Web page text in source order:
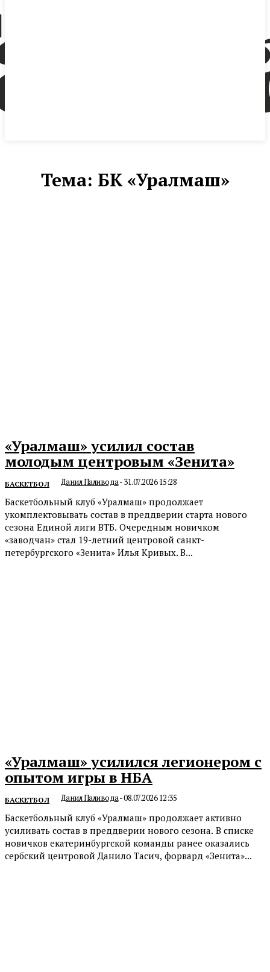
Тема: БК «Уралмаш»
«Уралмаш» усилил состав
молодым центровым «Зенита»
БАСКЕТБОЛ Данил Паливода-31.07.2026 15:28
Баскетбольный клуб «Уралмаш» продолжает
укомплектовывать состав в преддверии старта нового
сезона Единой лиги ВТБ. Очередным новичком
«заводчан» стал 19-летний центровой санкт-
петербургского «Зенита» Илья Кривых. В...
«Уралмаш» усилился легионером с
опытом игры в НБА
БАСКЕТБОЛ Данил Паливода-08.07.2026 12:35
Баскетбольный клуб «Уралмаш» продолжает активно
усиливать состав в преддверии нового сезона. В списке
новичков екатеринбургской команды ранее оказались
сербский центровой Данило Тасич, форвард «Зенита»...